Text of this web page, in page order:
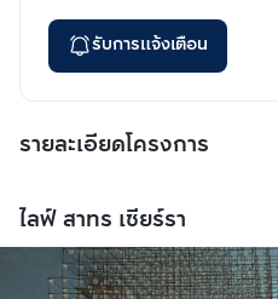
รับการแจ้งเตือน
รายละเอียดโครงการ
ไลฟ์ สาทร เซียร์รา